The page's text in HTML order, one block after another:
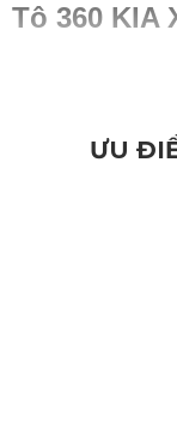
Tô 360 KIA
1.1. Thiết Kế
Thảm sàn ô tô
theo sàn, phủ kín
tiết. Thảm không
xuống sàn nỉ,
ƯU